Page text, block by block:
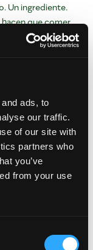
ads, to
our traffic.
of our site with
partners who
you’ve
from your use
Un ingrediente.
hacen que comer
y hacen
las mejillas del
ponlas en una